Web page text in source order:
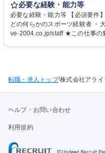
ールスクールの運営・指導をお
修があり、未経験から教育のプロへ成長可能
から小学生を対象に１クラス約
■教室運営：体験会の企画やチラ
必要な経験・能力等
必要な経験・能力等 【必須要件
どの何らかのスポーツ経験者 ・大卒以上 ≪先輩インタビ
ve-2004.co.jp/staff ★この仕事の
転職・求人トップ/株式会社アラ
ヘルプ・お問い合わせ
利用規約